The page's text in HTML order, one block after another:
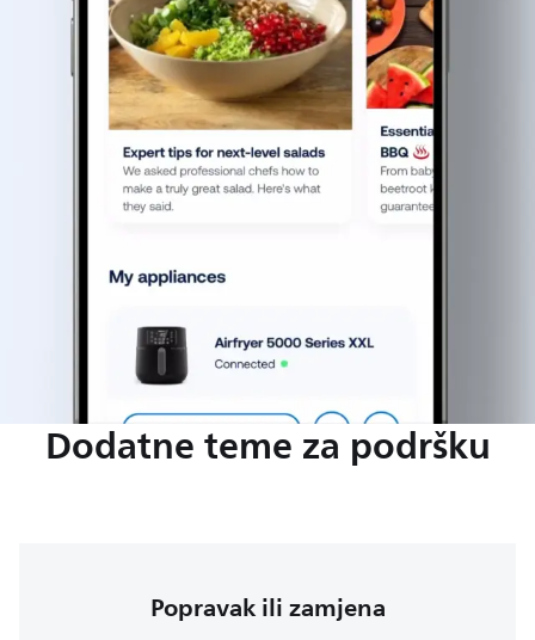
Dodatne teme za podršku
Popravak ili zamjena